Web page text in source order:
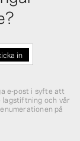
e‑post i syfte att
lagstiftning och vår
på